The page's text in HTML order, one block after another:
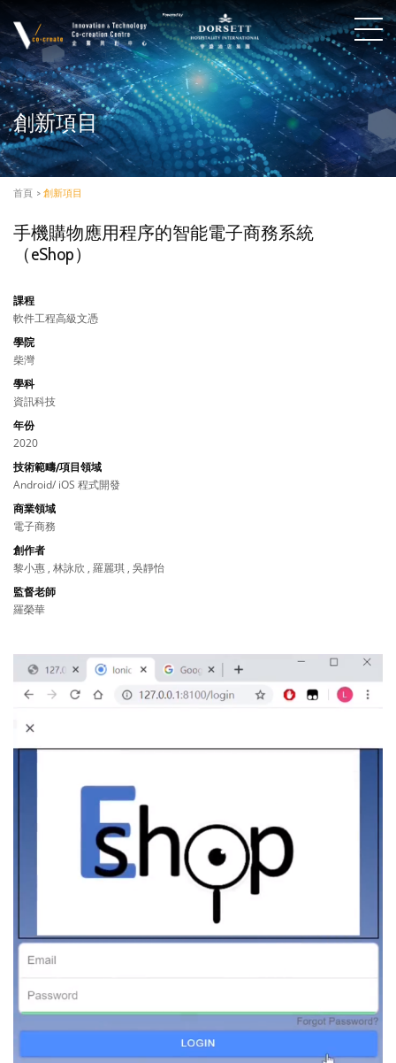
創新項目
首頁 > 創新項目
手機購物應用程序的智能電子商務系統
（eShop）
課程
軟件工程高級文憑
學院
柴灣
學科
資訊科技
年份
2020
技術範疇/項目領域
Android/ iOS 程式開發
商業領域
電子商務
創作者
黎小惠 , 林詠欣 , 羅麗琪 , 吳靜怡
監督老師
羅榮華